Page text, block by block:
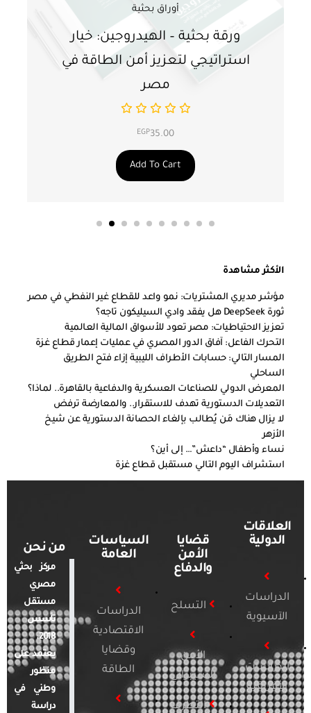
أوراق بحثية
ورقة بحثية – الهيدروجين: خيار
استراتيجي لتعزيز أمن الطاقة في
مصر
EGP35.00
Add To Cart
الأكثر مشاهدة
مؤشر مديري المشتريات: نمو واعد للقطاع غير النفطي في مصر
ثورة DeepSeek هل يفقد وادي السيليكون تاجه؟
تعزيز الاحتياطيات: مصر تعود للأسواق المالية العالمية
التحرك الفاعل: آفاق الدور المصري في عمليات إعمار قطاع غزة
المسار التالي: حسابات الأطراف الليبية إزاء فتح الطريق
الساحلي
المعرض الدولي للصناعات العسكرية والدفاعية بالقاهرة.. لماذا؟
التعديلات الدستورية تهدف للاستقرار.. والمعارضة ترفض
لا يزال هناك مَن يُطالب بإلغاء الحصانة الدستورية عن شيخ
الأزهر
نساء وأطفال “داعش”… إلى أين؟
استشراف اليوم التالي مستقبل قطاع غزة
العلاقات
الدولية
الدراسات
الآسيوية
الدراسات
الأفريقية
قضايا
الأمن
والدفاع
التسلح
الأمن
السيبراني
التطرف
السياسات
العامة
الدراسات
الاقتصادية
وقضايا
الطاقة
من نحن
مركز بحثي
مصري
مستقل
تأسس
2018.
يعتمد على
منظور
وطني في
دراسة